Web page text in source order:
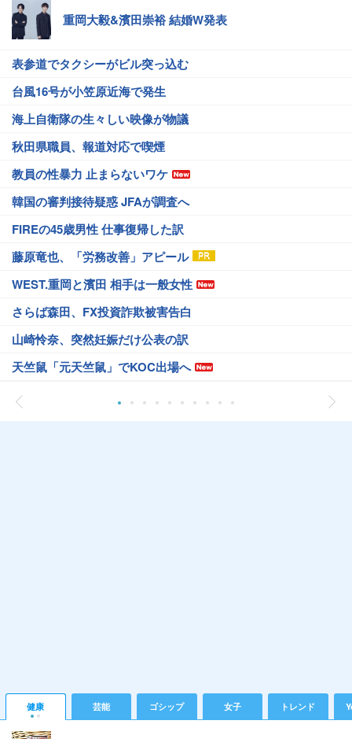
重岡大毅&濱田崇裕 結婚W発表
表参道でタクシーがビル突っ込む
台風16号が小笠原近海で発生
海上自衛隊の生々しい映像が物議
秋田県職員、報道対応で喫煙
教員の性暴力 止まらないワケ
韓国の審判接待疑惑 JFAが調査へ
FIREの45歳男性 仕事復帰した訳
藤原竜也、「労務改善」アピール
WEST.重岡と濱田 相手は一般女性
さらば森田、FX投資詐欺被害告白
山崎怜奈、突然妊娠だけ公表の訳
天竺鼠「元天竺鼠」でKOC出場へ
健康 芸能 ゴシップ 女子 トレンド